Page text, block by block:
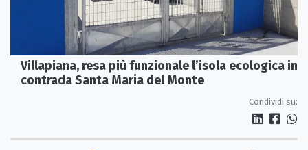
Villapiana, resa più funzionale l’isola ecologica in
contrada Santa Maria del Monte
Condividi su: